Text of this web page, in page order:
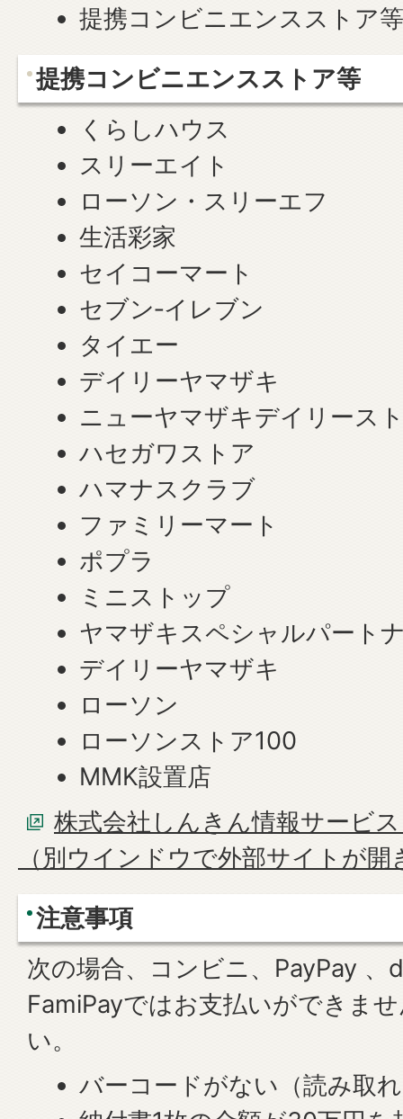
提携コンビニエンスストア
提携コンビニエンスストア等
くらしハウス
スリーエイト
ローソン・スリーエフ
生活彩家
セイコーマート
セブン‐イレブン
タイエー
デイリーヤマザキ
ニューヤマザキデイリース
ハセガワストア
ハマナスクラブ
ファミリーマート
ポプラ
ミニストップ
ヤマザキスペシャルパート
デイリーヤマザキ
ローソン
ローソンストア100
MMK設置店
株式会社しんきん情報サービ
（別ウインドウで外部サイトが開
注意事項
次の場合、コンビニ、PayPay 、
FamiPayではお支払いができま
い。
バーコードがない（読み取